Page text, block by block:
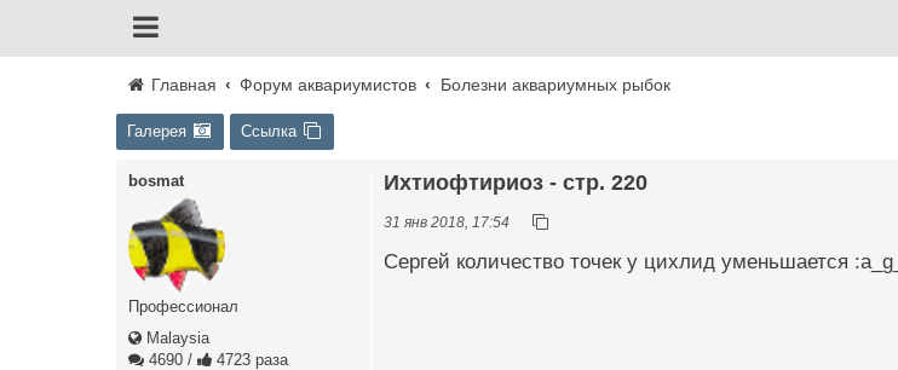
Главная Форум аквариумистов Болезни аквариумных рыбок
Галерея Ссылка
bosmat
Профессионал
Malaysia
4690 / 4723 раза
Ихтиофтириоз - стр. 220
31 янв 2018, 17:54
Сергей количество точек у цихлид уменьшается